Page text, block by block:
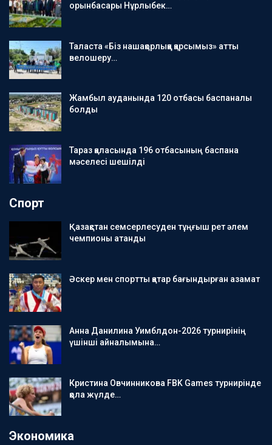
орынбасары Нұрлыбек…
Таласта «Біз нашақорлыққа қарсымыз» атты
велошеру…
Жамбыл ауданында 120 отбасы баспаналы
болды
Тараз қаласында 196 отбасының баспана
мәселесі шешілді
Спорт
Қазақстан семсерлесуден тұңғыш рет әлем
чемпионы атанды
Әскер мен спортты қатар бағындырған азамат
Анна Данилина Уимблдон-2026 турнирінің
үшінші айналымына…
Кристина Овчинникова FBK Games турнирінде
қола жүлде…
Экономика